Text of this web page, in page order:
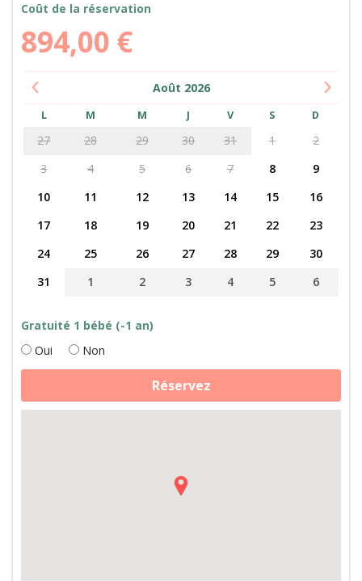
Coût de la réservation
894,00 €
Août 2026
L M M J V S D
27 28 29 30 31 1
2
3
4 5 6 7 8
9
10
11 12 13 14 15
16
17
18 19 20 21 22
23
24
25 26 27 28 29
30
31
1 2 3 4 5 6
Gratuité 1 bébé (-1 an)
Oui
Non
quantité
Fabrication
de
Réservez